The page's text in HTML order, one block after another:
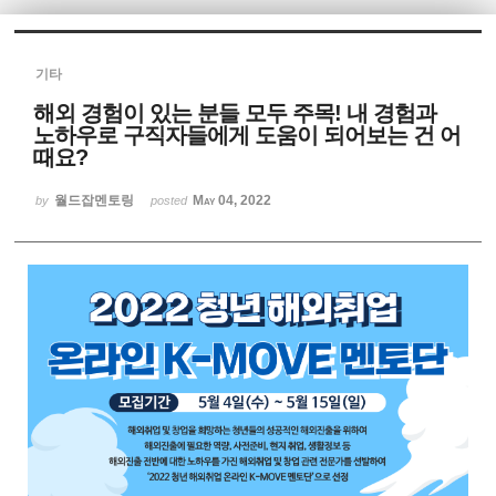
기타
해외 경험이 있는 분들 모두 주목! 내 경험과
노하우로 구직자들에게 도움이 되어보는 건 어
때요?
by 월드잡멘토링 posted May 04, 2022
Sketchbook5, 스케치북5
Sketchbook5, 스케치북5